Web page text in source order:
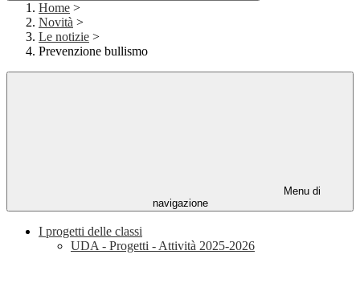
Home >
Novità >
Le notizie >
Prevenzione bullismo
Menu di
navigazione
I progetti delle classi
UDA - Progetti - Attività 2025-2026